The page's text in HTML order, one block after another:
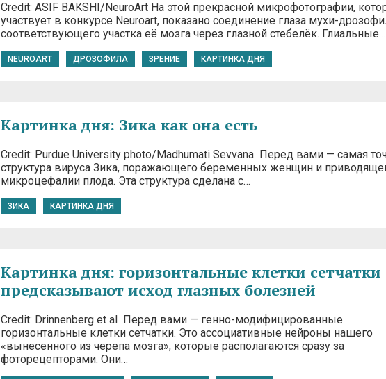
Credit: ASIF BAKSHI/NeuroArt На этой прекрасной микрофотографии,
участвует в конкурсе Neuroart, показано соединение глаза мухи-
соответствующего участка её мозга через глазной стебелёк. Глиальные…
NEUROART ДРОЗОФИЛА ЗРЕНИЕ КАРТИНКА ДНЯ
Картинка дня: Зика как она есть
Credit: Purdue University photo/Madhumati Sevvana Перед вами — самая
структура вируса Зика, поражающего беременных женщин и
микроцефалии плода. Эта структура сделана с…
ЗИКА КАРТИНКА ДНЯ
Картинка дня: горизонтальные клетки сетчатки
предсказывают исход глазных болезней
Credit: Drinnenberg et al Перед вами — генно-модифицированные
горизонтальные клетки сетчатки. Это ассоциативные нейроны нашего
«вынесенного из черепа мозга», которые располагаются сразу за
фоторецепторами. Они…